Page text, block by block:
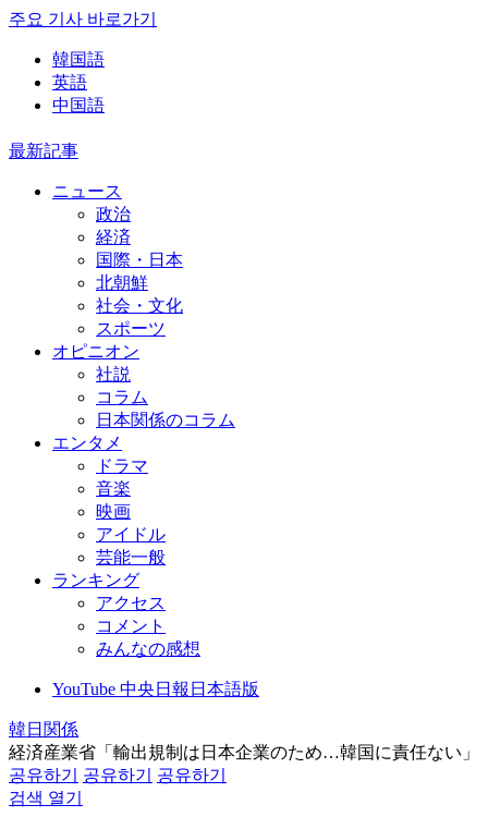
주요 기사 바로가기
韓国語
英語
中国語
最新記事
ニュース
政治
経済
国際・日本
北朝鮮
社会・文化
スポーツ
オピニオン
社説
コラム
日本関係のコラム
エンタメ
ドラマ
音楽
映画
アイドル
芸能一般
ランキング
アクセス
コメント
みんなの感想
YouTube 中央日報日本語版
韓日関係
経済産業省「輸出規制は日本企業のため…韓国に責任ない」
공유하기
공유하기
공유하기
검색 열기